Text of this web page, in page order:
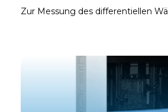
Zur Messung des differentiellen